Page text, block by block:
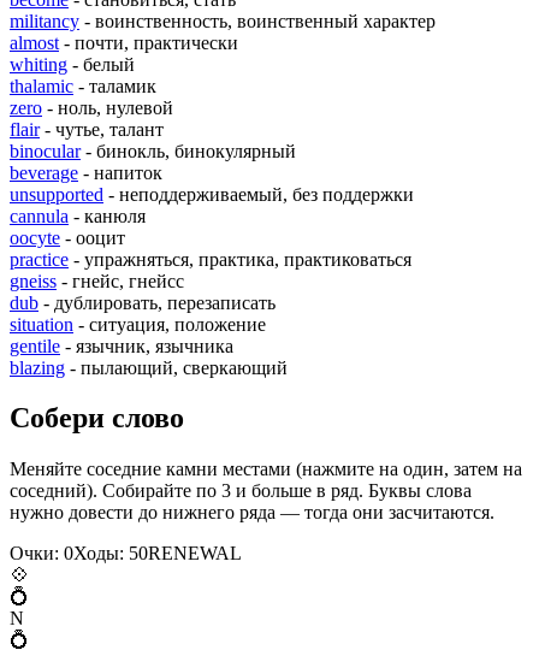
militancy - воинственность, воинственный характер
almost - почти, практически
whiting - белый
thalamic - таламик
zero - ноль, нулевой
flair- чутье, талант
binocular- бинокль, бинокулярный
beverage - напиток
unsupported - неподдерживаемый, без поддержки
cannula - канюля
oocyte - ооцит
practice - упражняться, практика, практиковаться
gneiss - гнейс, гнейсс
dub - дублировать, перезаписать
situation - ситуация, положение
gentile - язычник, язычника
blazing - пылающий, сверкающий
Собери слово
Меняйте соседние камни местами (нажмите на один, затем на
соседний). Собирайте по 3 и больше в ряд. Буквы слова
нужно довести до нижнего ряда — тогда они засчитаются.
Очки: 0Ходы: 50RENEWAL
💠
💍
N
💍